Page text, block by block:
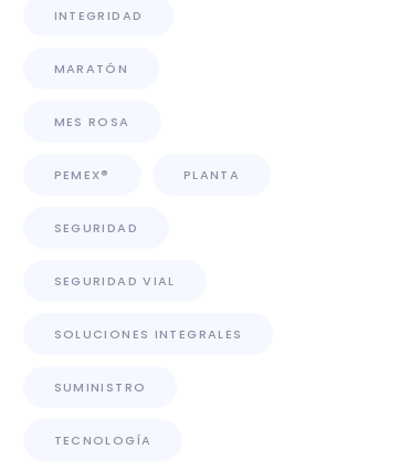
INTEGRIDAD
MARATÓN
MES ROSA
PEMEX® PLANTA
SEGURIDAD
SEGURIDAD VIAL
SOLUCIONES INTEGRALES
SUMINISTRO
TECNOLOGÍA